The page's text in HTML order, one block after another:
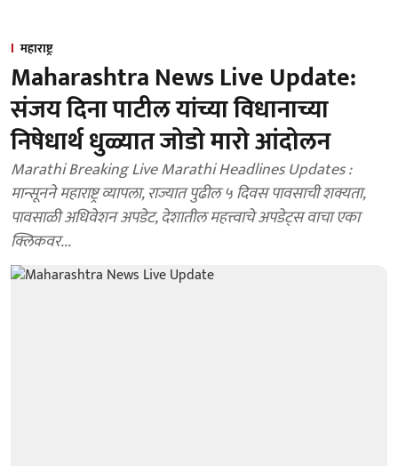
महाराष्ट्र
Maharashtra News Live Update:
संजय दिना पाटील यांच्या विधानाच्या
निषेधार्थ धुळ्यात जोडो मारो आंदोलन
Marathi Breaking Live Marathi Headlines Updates :
मान्सूनने महाराष्ट्र व्यापला, राज्यात पुढील ५ दिवस पावसाची शक्यता,
पावसाळी अधिवेशन अपडेट, देशातील महत्त्वाचे अपडेट्स वाचा एका
क्लिकवर...